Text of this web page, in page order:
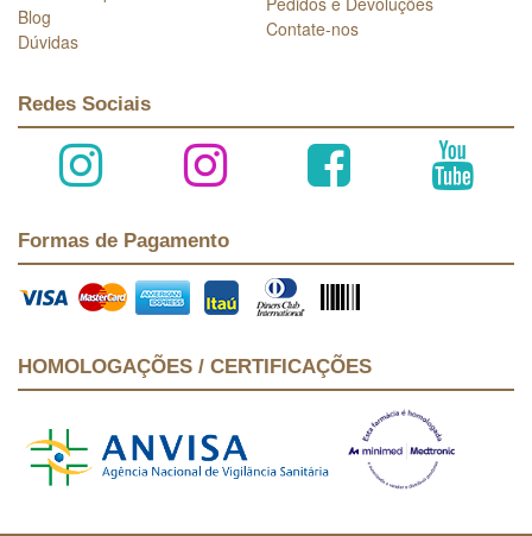
Blog
Dúvidas
Contate-nos
Redes Sociais
Formas de Pagamento
HOMOLOGAÇÕES / CERTIFICAÇÕES